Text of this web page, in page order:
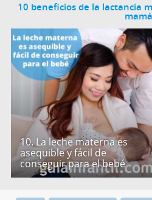
10 beneficios de la lactancia
mamá
10. La leche materna es
asequible y fácil de
conseguir para el bebé